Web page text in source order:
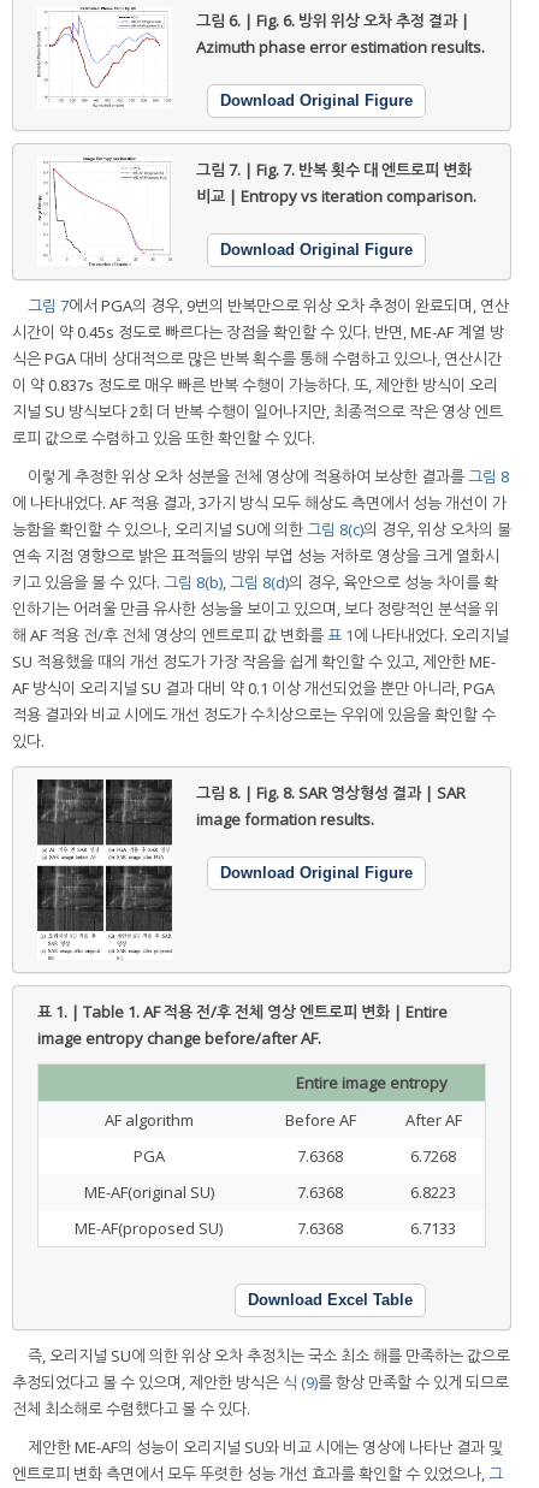
그림 6. | Fig. 6. 방위 위상 오차 추정 결과 |
Azimuth phase error estimation results.
Download Original Figure
그림 7. | Fig. 7. 반복 횟수 대 엔트로피 변화
비교 | Entropy vs iteration comparison.
Download Original Figure
그림 7에서 PGA의 경우, 9번의 반복만으로 위상 오차 추정이 완료되며, 연산
시간이 약 0.45s 정도로 빠르다는 장점을 확인할 수 있다. 반면, ME-AF 계열 방
식은 PGA 대비 상대적으로 많은 반복 획수를 통해 수렴하고 있으나, 연산시간
이 약 0.837s 정도로 매우 빠른 반복 수행이 가능하다. 또, 제안한 방식이 오리
지널 SU 방식보다 2회 더 반복 수행이 일어나지만, 최종적으로 작은 영상 엔트
로피 값으로 수렴하고 있음 또한 확인할 수 있다.
이렇게 추정한 위상 오차 성분을 전체 영상에 적용하여 보상한 결과를그림 8
에 나타내었다. AF 적용 결과, 3가지 방식 모두 해상도 측면에서 성능 개선이 가
능함을 확인할 수 있으나, 오리지널 SU에 의한그림 8(c)의 경우, 위상 오차의 불
연속 지점 영향으로 밝은 표적들의 방위 부엽 성능 저하로 영상을 크게 열화시
키고 있음을 볼 수 있다. 그림 8(b),그림 8(d)의 경우, 육안으로 성능 차이를 확
인하기는 어려울 만큼 유사한 성능을 보이고 있으며, 보다 정량적인 분석을 위
해 AF 적용 전/후 전체 영상의 엔트로피 값 변화를표 1에 나타내었다. 오리지널
SU 적용했을 때의 개선 정도가 가장 작음을 쉽게 확인할 수 있고, 제안한 ME-
AF 방식이 오리지널 SU 결과 대비 약 0.1 이상 개선되었을 뿐만 아니라, PGA
적용 결과와 비교 시에도 개선 정도가 수치상으로는 우위에 있음을 확인할 수
있다.
그림 8. | Fig. 8.SAR 영상형성 결과 | SAR
image formation results.
Download Original Figure
표 1. | Table 1.AF 적용 전/후 전체 영상 엔트로피 변화 | Entire
image entropy change before/after AF.
Entire image entropy
AF algorithm
Before AF
After AF
PGA
7.6368
6.7268
ME-AF(original SU)
7.6368
6.8223
ME-AF(proposed SU)
7.6368 6.7133
Download Excel Table
즉, 오리지널 SU에 의한 위상 오차 추정치는 국소 최소 해를 만족하는 값으로
추정되었다고 볼 수 있으며, 제안한 방식은 식 (9)를 항상 만족할 수 있게 되므로
전체 최소해로 수렴했다고 볼 수 있다.
제안한 ME-AF의 성능이 오리지널 SU와 비교 시에는 영상에 나타난 결과 및
엔트로피 변화 측면에서 모두 뚜렷한 성능 개선 효과를 확인할 수 있었으나,그